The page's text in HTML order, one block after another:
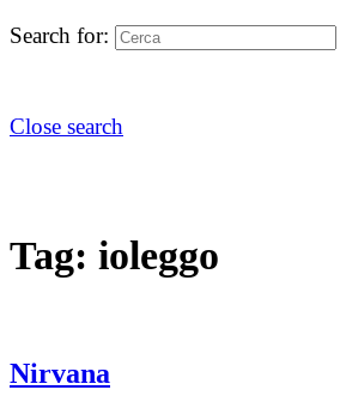
Search for:
Close search
Tag: ioleggo
Nirvana